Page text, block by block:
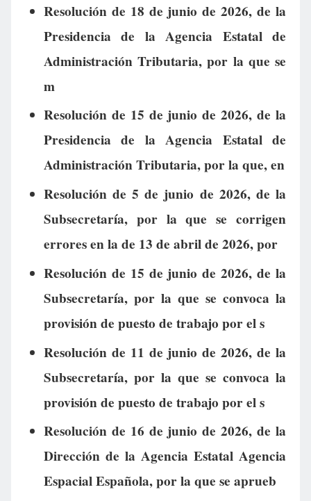
Resolución de 18 de junio de 2026, de la
Presidencia de la Agencia Estatal de
Administración Tributaria, por la que se
m
Resolución de 15 de junio de 2026, de la
Presidencia de la Agencia Estatal de
Administración Tributaria, por la que, en
Resolución de 5 de junio de 2026, de la
Subsecretaría, por la que se corrigen
errores en la de 13 de abril de 2026, por
Resolución de 15 de junio de 2026, de la
Subsecretaría, por la que se convoca la
provisión de puesto de trabajo por el s
Resolución de 11 de junio de 2026, de la
Subsecretaría, por la que se convoca la
provisión de puesto de trabajo por el s
Resolución de 16 de junio de 2026, de la
Dirección de la Agencia Estatal Agencia
Espacial Española, por la que se aprueb